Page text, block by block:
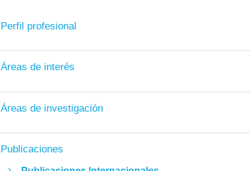
Perfil profesional
Áreas de interés
Áreas de investigación
Publicaciones